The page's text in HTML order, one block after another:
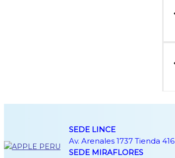
SEDE LINCE
Av. Arenales 1737 Tienda 416
SEDE MIRAFLORES